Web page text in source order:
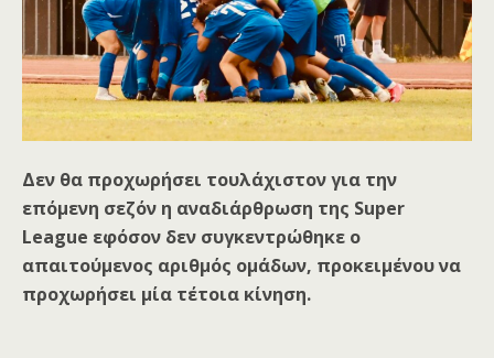
Δεν θα προχωρήσει τουλάχιστον για την
επόμενη σεζόν η αναδιάρθρωση της Super
League εφόσον δεν συγκεντρώθηκε ο
απαιτούμενος αριθμός ομάδων, προκειμένου να
προχωρήσει μία τέτοια κίνηση.